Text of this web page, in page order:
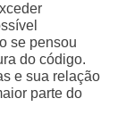
se pensou
do código.
e sua relação
parte do